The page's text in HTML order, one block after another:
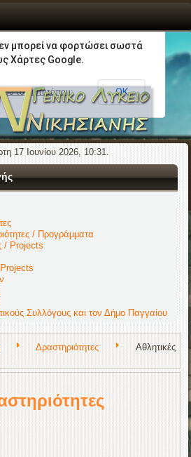
17 Ιουνίου 2026, 10:31.
/ Προγράμματα
/ Projects
Συλλόγους και τον Δήμο Παγγαίου
Δραστηριότητες
Αθλητικές
μπορεί να φορτώσει σωστά
Χάρτες Google.
του ιστοτόπου; ΟΚ